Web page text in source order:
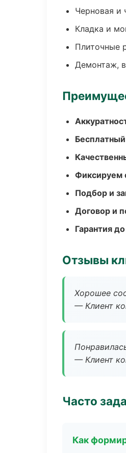
Черновая и
Кладка и
Плиточные
Демонтаж,
Фиксируем
Подбор и
Договор и
Гарантия
Отзывы
Хорошее
— Клиент
— Клиент
Часто
Как